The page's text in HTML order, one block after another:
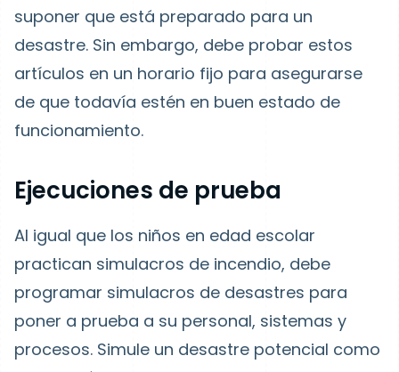
suponer que está preparado para un
desastre. Sin embargo, debe probar estos
artículos en un horario fijo para asegurarse
de que todavía estén en buen estado de
funcionamiento.
Ejecuciones de prueba
Al igual que los niños en edad escolar
practican simulacros de incendio, debe
programar simulacros de desastres para
poner a prueba a su personal, sistemas y
procesos. Simule un desastre potencial como